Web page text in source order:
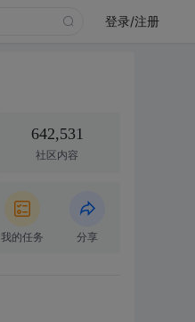
登录/注册
642,531
社区内容
我的任务 分享